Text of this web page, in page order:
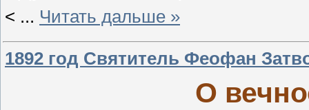
< ... Читать дальше »
1892 год Святитель Феофан
О